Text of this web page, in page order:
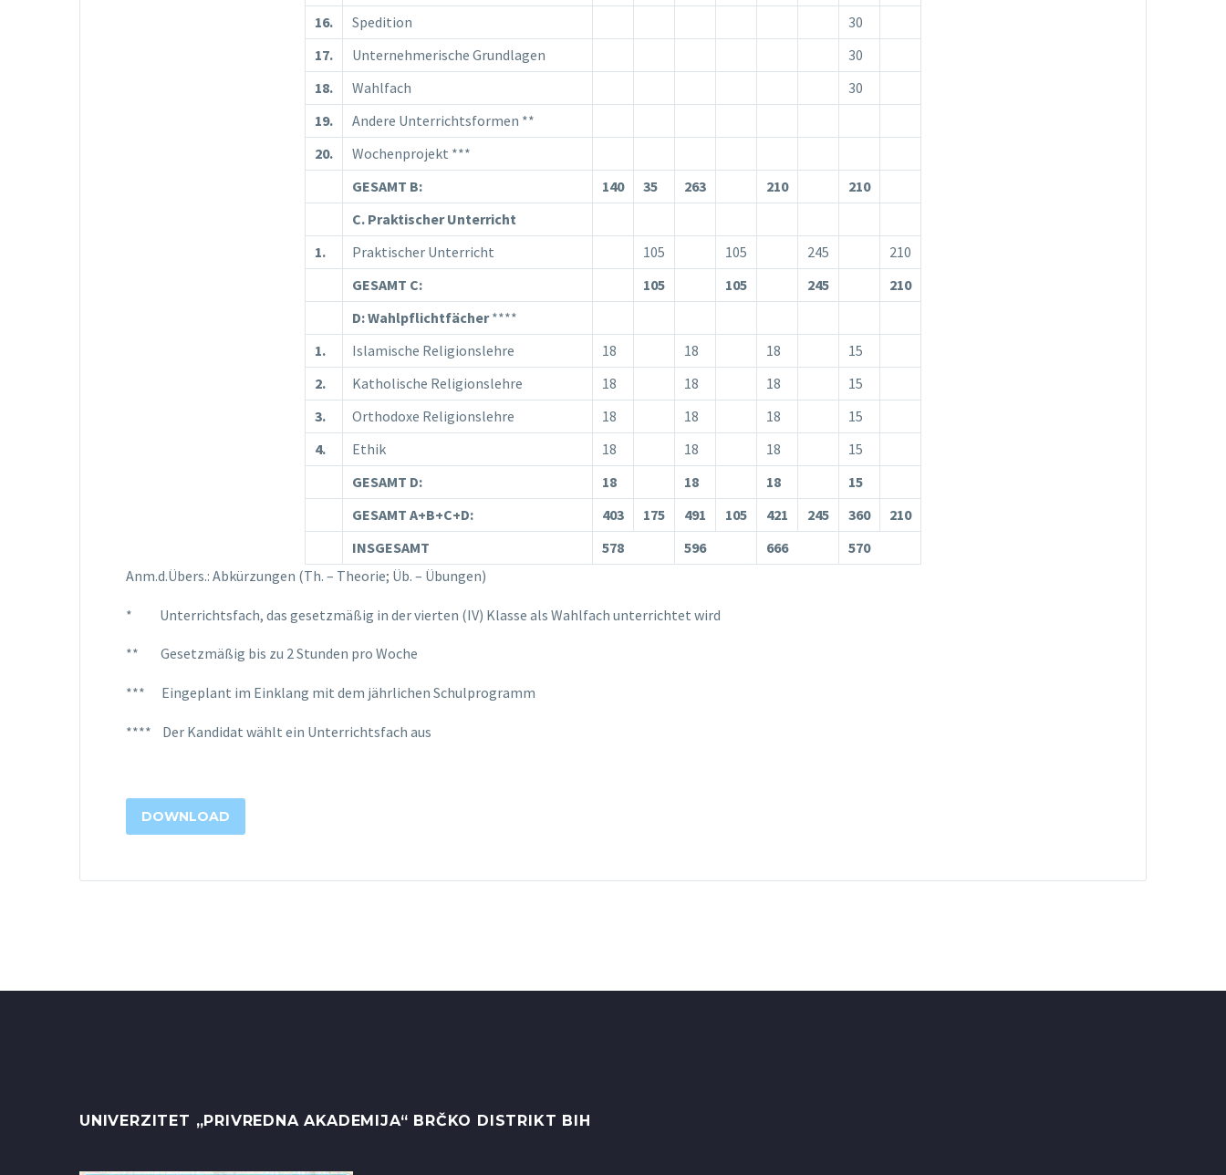
16.
Spedition
30
17.
Unternehmerische Grundlagen
30
18.
Wahlfach
30
19.
Andere Unterrichtsformen **
20.
Wochenprojekt ***
GESAMT B:
140 35 263 210
210
C. Praktischer Unterricht
1.
Praktischer Unterricht 105 105 245
210
GESAMT C:
105 105 245
210
D: Wahlpflichtfächer****
1.
Islamische Religionslehre 18 18 18
15
2.
Katholische Religionslehre 18 18 18
15
3.
Orthodoxe Religionslehre 18 18 18
15
4.
Ethik 18 18 18
15
GESAMT D:
18 18 18
15
GESAMT A+B+C+D:
403 175 491 105 421 245 360
210
INSGESAMT
578 596 666
570
Anm.d.Übers.: Abkürzungen (Th. – Theorie; Üb. – Übungen)
* Unterrichtsfach, das gesetzmäßig in der vierten (IV) Klasse als Wahlfach unterrichtet wird
** Gesetzmäßig bis zu 2 Stunden pro Woche
*** Eingeplant im Einklang mit dem jährlichen Schulprogramm
**** Der Kandidat wählt ein Unterrichtsfach aus
DOWNLOAD
UNIVERZITET „PRIVREDNA AKADEMIJA“ BRČKO DISTRIKT BIH